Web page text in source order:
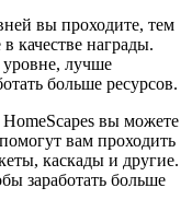
вы проходите, тем
качестве награды.
уровне, лучше
больше ресурсов.
вы можете
вам проходить
каскады и другие.
заработать больше